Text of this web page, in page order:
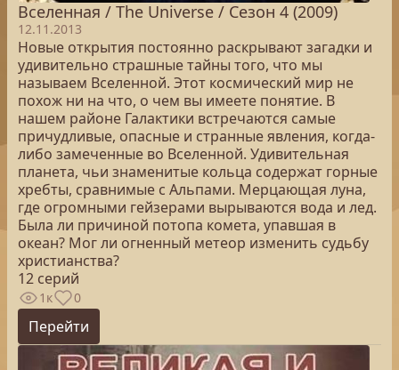
Вселенная / The Universe / Сезон 4 (2009)
12.11.2013
Новые открытия постоянно раскрывают загадки и
удивительно страшные тайны того, что мы
называем Вселенной. Этот космический мир не
похож ни на что, о чем вы имеете понятие. В
нашем районе Галактики встречаются самые
причудливые, опасные и странные явления, когда-
либо замеченные во Вселенной. Удивительная
планета, чьи знаменитые кольца содержат горные
хребты, сравнимые с Альпами. Мерцающая луна,
где огромными гейзерами вырываются вода и лед.
Была ли причиной потопа комета, упавшая в
океан? Мог ли огненный метеор изменить судьбу
христианства?
12 серий
1к 0
Перейти